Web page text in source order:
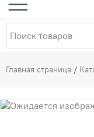
Главная страница /